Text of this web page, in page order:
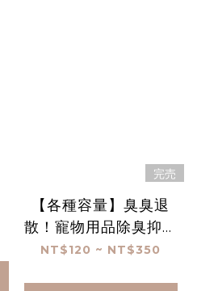
完売
【各種容量】臭臭退
散！寵物用品除臭抑菌
噴霧
NT$120 ~ NT$350